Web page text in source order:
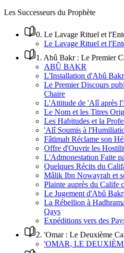
Les Successeurs du Prophète
0. Le Lavage Rituel et
Le Lavage Rituel et
1 . Abû Bakr : Le Premier
ABÛ BAKR
L'Installation d'Abû Bakr
Le Premier Discours
Chaire
L'Attitude de 'Alî après
Le Nom et les Titres
Les Habitudes et la
'Alî Soumis à
Fâtimah Réclame son
Offre d'Ouvrir les
L'Admonestation Faite
Quelques Récits du
Mâlik Ibn Nowayrah et
Plainte auprès du Calife
Le Jugement d'Abû Bakr
La Rébellion à
Qays
Expéditions vers des
2. 'Omar : Le Deuxième
'OMAR, LE